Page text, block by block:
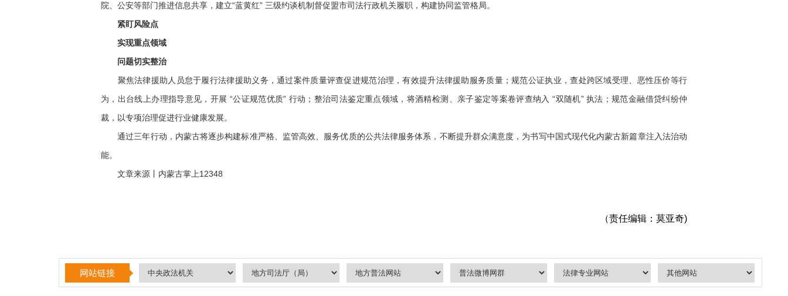
院、公安等部门推进信息共享，建立“蓝黄红” 三级约谈机制督促盟市司法行政机关履职，构建协同监管格局。
紧盯风险点
实现重点领域
问题切实整治
聚焦法律援助人员怠于履行法律援助义务，通过案件质量评查促进规范治理，有效提升法律援助服务质量；规范公证执业，查处跨区域受理、恶性压价等行
为，出台线上办理指导意见，开展 “公证规范优质” 行动；整治司法鉴定重点领域，将酒精检测、亲子鉴定等案卷评查纳入 “双随机” 执法；规范金融借贷纠纷仲
裁，以专项治理促进行业健康发展。
通过三年行动，内蒙古将逐步构建标准严格、监管高效、服务优质的公共法律服务体系，不断提升群众满意度，为书写中国式现代化内蒙古新篇章注入法治动
能。
文章来源丨内蒙古掌上12348
（责任编辑：莫亚奇)
网站链接